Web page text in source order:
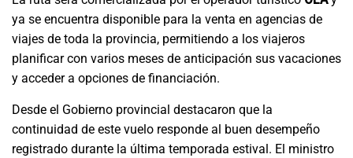
ya se encuentra disponible para la venta en agencias de
viajes de toda la provincia, permitiendo a los viajeros
planificar con varios meses de anticipación sus vacaciones
y acceder a opciones de financiación.
Desde el Gobierno provincial destacaron que la
continuidad de este vuelo responde al buen desempeño
registrado durante la última temporada estival. El ministro